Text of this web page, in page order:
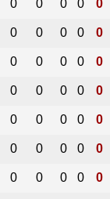
0 0 0 0 0
0 0 0 0 0
0 0 0 0 0
0 0 0 0 0
0 0 0 0 0
0 0 0 0 0
0 0 0 0 0